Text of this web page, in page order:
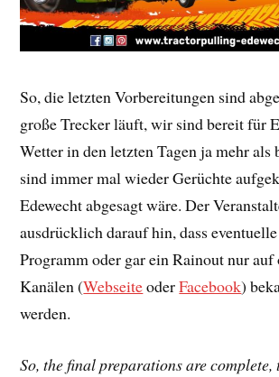
So, die letzten Vorbereitungen sind
große Trecker läuft, wir sind bereit für
Wetter in den letzten Tagen ja mehr als
sind immer mal wieder Gerüchte
Edewecht abgesagt wäre. Der
ausdrücklich darauf hin, dass
Programm oder gar ein Rainout nur
Kanälen (WebseiteoderFacebook)
werden.
So, the final preparations are